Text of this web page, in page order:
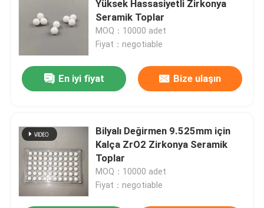
Silisyum Karbür Top
Zirkonya Seramik top
Silikon nitrür bilyalı rulman
Zirkonya Seramik Rulman
Yüksek Hassasiyetli Zirkonya
Seramik Toplar
MOQ：10000 adet
Fiyat：negotiable
En iyi fiyat Bize ulaşın
Bilyalı Değirmen 9.525mm için
Kalça ZrO2 Zirkonya Seramik
Toplar
MOQ：10000 adet
Fiyat：negotiable